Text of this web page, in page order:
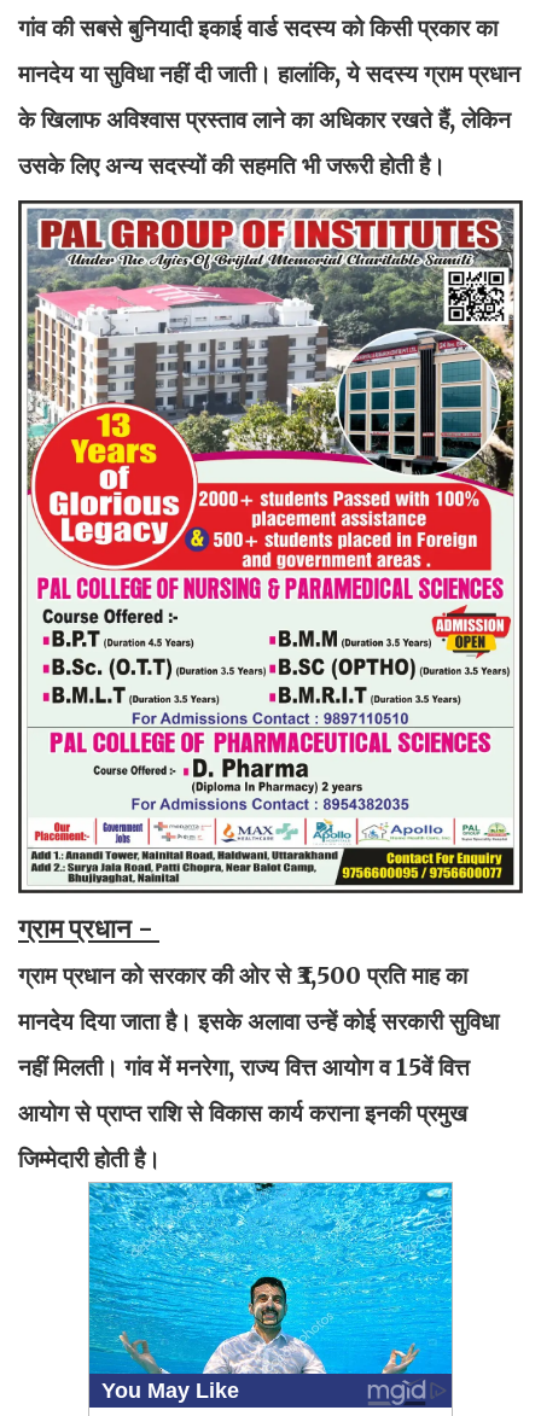
गांव की सबसे बुनियादी इकाई वार्ड सदस्य को किसी प्रकार का
मानदेय या सुविधा नहीं दी जाती। हालांकि, ये सदस्य ग्राम प्रधान
के खिलाफ अविश्वास प्रस्ताव लाने का अधिकार रखते हैं, लेकिन
उसके लिए अन्य सदस्यों की सहमति भी जरूरी होती है।
ग्राम प्रधान -
ग्राम प्रधान को सरकार की ओर से ₹3,500 प्रति माह का
मानदेय दिया जाता है। इसके अलावा उन्हें कोई सरकारी सुविधा
नहीं मिलती। गांव में मनरेगा, राज्य वित्त आयोग व 15वें वित्त
आयोग से प्राप्त राशि से विकास कार्य कराना इनकी प्रमुख
जिम्मेदारी होती है।